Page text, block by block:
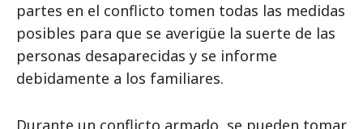
partes en el conflicto tomen todas las medidas
posibles para que se averigüe la suerte de las
personas desaparecidas y se informe
debidamente a los familiares.
Durante un conflicto armado, se pueden tomar